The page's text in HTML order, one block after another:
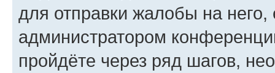
для отправки жалобы на
администратором
пройдёте через ряд шагов,